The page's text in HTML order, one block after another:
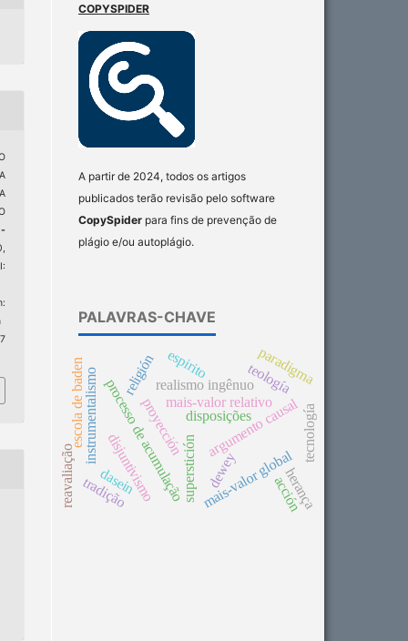
COPYSPIDER
A partir de 2024, todos os artigos
publicados terão revisão pelo software
CopySpider para fins de prevenção de
plágio e/ou autoplágio.
PALAVRAS-CHAVE
argumento causal
superstición
proyección
processo de acumulação mais-valor global
mais-valor relativo
disjuntivismo
religiónrealismo ingênuo
tecnología
instrumentalismo
dewey
teología
espirito
escola de baden
dasein herança
reavaliação tradição
disposições
acción
paradigma